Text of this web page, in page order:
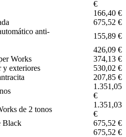
€
166,40 €
675,52 €
anti-
155,89 €
426,09 €
Works
374,13 €
y exteriores
530,02 €
207,85 €
1.351,05
€
de 2 tonos
1.351,03
€
Black
675,52 €
675,52 €